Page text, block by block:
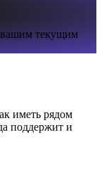
текущим
иметь рядом
поддержит и